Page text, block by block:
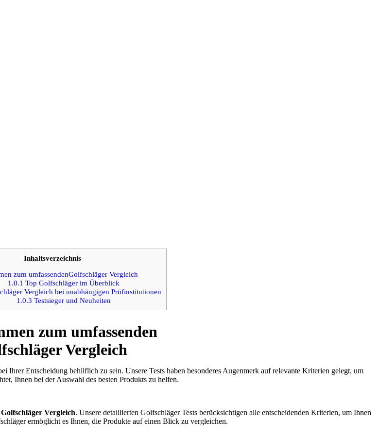
Inhaltsverzeichnis
zum umfassendenGolfschläger Vergleich
1.0.1 Top Golfschläger im Überblick
Vergleich bei unabhängigen Prüfinstitutionen
1.0.3 Testsieger und Neuheiten
zum umfassenden
Vergleich
Entscheidung behilflich zu sein. Unsere Tests haben besonderes Augenmerk auf relevante Kriterien gelegt, um
Ihnen bei der Auswahl des besten Produkts zu helfen.
Golfschläger Vergleich. Unsere detaillierten Golfschläger Tests berücksichtigen alle entscheidenden Kriterien, um Ihnen
ermöglicht es Ihnen, die Produkte auf einen Blick zu vergleichen.